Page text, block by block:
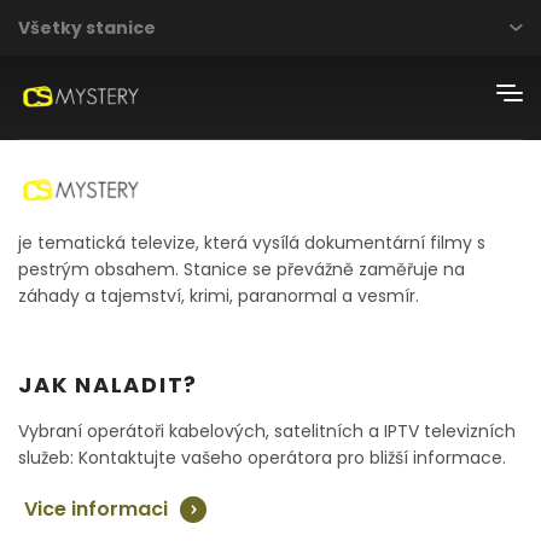
Všetky stanice
je tematická televize, která vysílá dokumentární filmy s
pestrým obsahem. Stanice se převážně zaměřuje na
záhady a tajemství, krimi, paranormal a vesmír.
JAK NALADIT?
Vybraní operátoři kabelových, satelitních a IPTV televizních
služeb: Kontaktujte vašeho operátora pro bližší informace.
Vice informaci